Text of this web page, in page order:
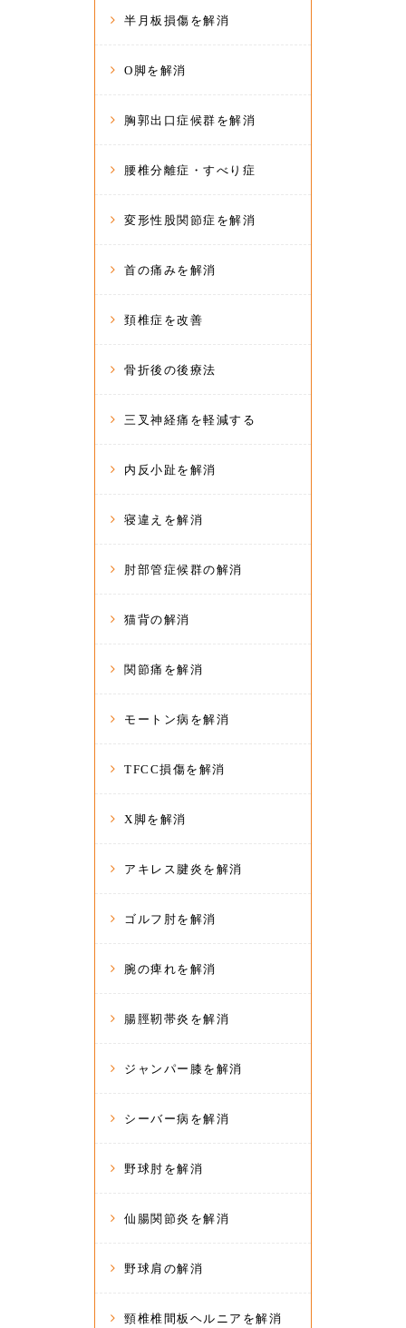
半月板損傷を解消
O脚を解消
胸郭出口症候群を解消
腰椎分離症・すべり症
変形性股関節症を解消
首の痛みを解消
頚椎症を改善
骨折後の後療法
三叉神経痛を軽減する
内反小趾を解消
寝違えを解消
肘部管症候群の解消
猫背の解消
関節痛を解消
モートン病を解消
TFCC損傷を解消
X脚を解消
アキレス腱炎を解消
ゴルフ肘を解消
腕の痺れを解消
腸脛靭帯炎を解消
ジャンパー膝を解消
シーバー病を解消
野球肘を解消
仙腸関節炎を解消
野球肩の解消
頸椎椎間板ヘルニアを解消